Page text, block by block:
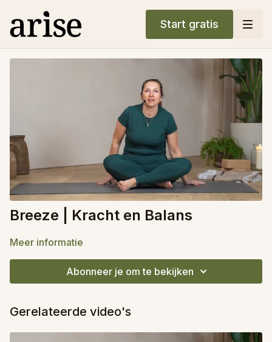
Start gratis
Breeze | Kracht en Balans
Meer informatie
Abonneer je om te bekijken
Gerelateerde video's